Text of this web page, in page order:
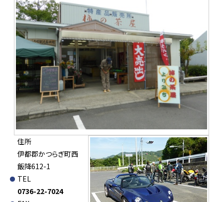
住所
伊都郡かつらぎ町西
飯降612-1
TEL
0736-22-7024